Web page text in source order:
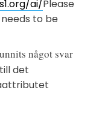
ai/Please
to be
något svar
det